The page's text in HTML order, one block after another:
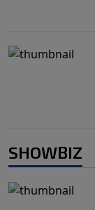
SHOWBIZ